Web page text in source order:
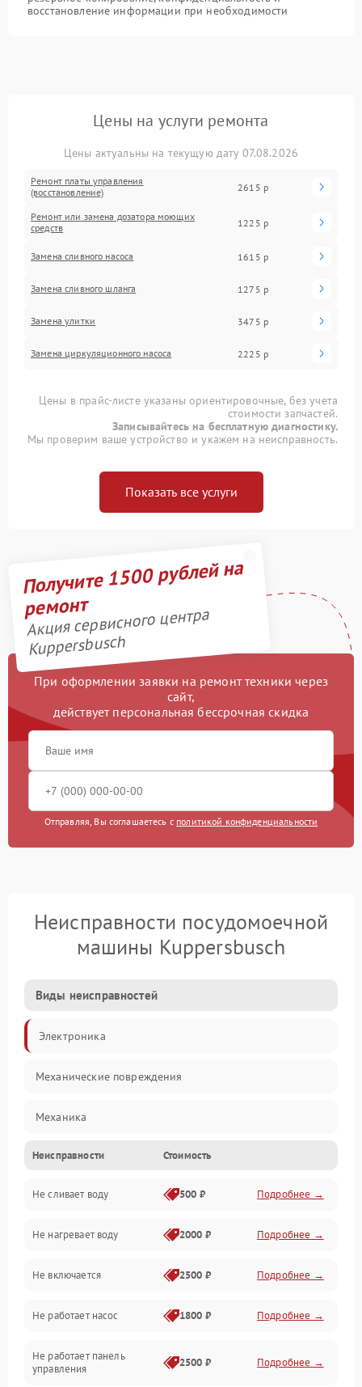
восстановление информации при необходимости
Цены на услуги ремонта
Цены актуальны на текущую дату 07.08.2026
Ремонт платы управления
(восстановление)
2615 р
Ремонт или замена дозатора моющих
средств
1225 р
Замена сливного насоса 1615 р
Замена сливного шланга 1275 р
Замена улитки 3475 р
Замена циркуляционного насоса 2225 р
Цены в прайс-листе указаны ориентировочные, без учета
стоимости запчастей.
Записывайтесь на бесплатную диагностику.
Мы проверим ваше устройство и укажем на неисправность.
Показать все услуги
Получите 1500 рублей на
ремонт
Акция сервисного центра
Kuppersbusch
При оформлении заявки на ремонт техники через
сайт,
действует персональная бессрочная скидка
Отправляя, Вы соглашаетесь с политикой конфиденциальности
Неисправности посудомоечной
машины Kuppersbusch
Виды неисправностей
Электроника
Механические повреждения
Механика
Управление
Электропитание
Датчики
Нагрев
Вода
Гигиена
Неисправности Стоимость
Не сливает воду 500 ₽ Подробнее →
Не нагревает воду 2000 ₽ Подробнее →
Не включается 2500 ₽ Подробнее →
Не работает насос 1800 ₽ Подробнее →
Не работает панель
управления
2500 ₽ Подробнее →